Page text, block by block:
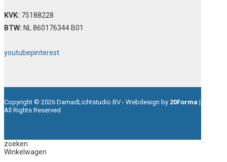
KVK: 75188228
BTW: NL 860176344 B01
youtubepinterest
Copyright © 2026 DamadLichtstudio BV - Webdesign by 20Forma |
All Rights Reserved
zoeken
Winkelwagen